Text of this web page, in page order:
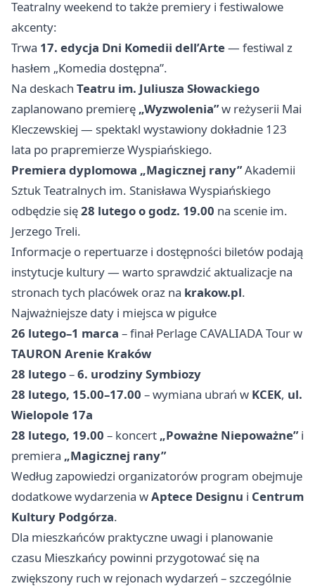
Teatralny weekend to także premiery i festiwalowe
akcenty:
Trwa 17. edycja Dni Komedii dell’Arte— festiwal z
hasłem „Komedia dostępna”.
Na deskach Teatru im. Juliusza Słowackiego
zaplanowano premierę „Wyzwolenia”w reżyserii Mai
Kleczewskiej — spektakl wystawiony dokładnie 123
lata po prapremierze Wyspiańskiego.
Premiera dyplomowa „Magicznej rany”Akademii
Sztuk Teatralnych im. Stanisława Wyspiańskiego
odbędzie się28 lutego o godz. 19.00 na scenie im.
Jerzego Treli.
Informacje o repertuarze i dostępności biletów podają
instytucje kultury — warto sprawdzić aktualizacje na
stronach tych placówek oraz na krakow.pl.
Najważniejsze daty i miejsca w pigułce
26 lutego–1 marca – finał Perlage CAVALIADA Tour w
TAURON Arenie Kraków
28 lutego–6. urodziny Symbiozy
28 lutego, 15.00–17.00 – wymiana ubrań w KCEK, ul.
Wielopole 17a
28 lutego, 19.00 – koncert „Poważne Niepoważne”i
premiera „Magicznej rany”
Według zapowiedzi organizatorów program obejmuje
dodatkowe wydarzenia wAptece Designu i Centrum
Kultury Podgórza.
Dla mieszkańców praktyczne uwagi i planowanie
czasu Mieszkańcy powinni przygotować się na
zwiększony ruch w rejonach wydarzeń – szczególnie